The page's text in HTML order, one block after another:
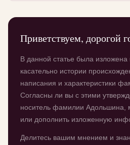
Приветствуем, дорогой
В данной статье была
касательно истории
написания и характеристики
Согласны ли вы с этими
носитель фамилии Адольшина,
или дополнить изложенную
Делитесь вашим мнением и